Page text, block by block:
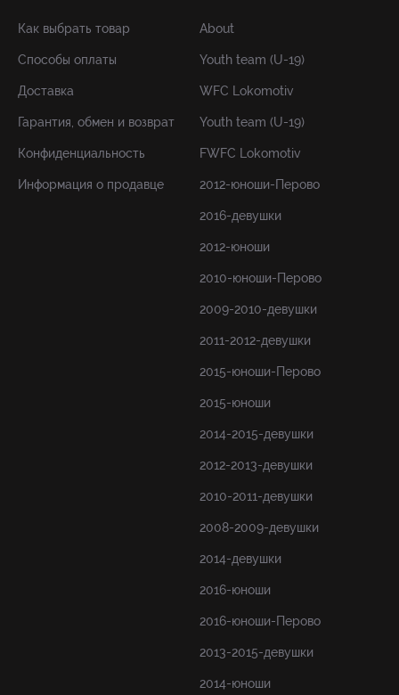
Как выбрать товар
Способы оплаты
Доставка
Гарантия, обмен и возврат
Конфиденциальность
Информация о продавце
About
Youth team (U-19)
WFC Lokomotiv
Youth team (U-19)
FWFC Lokomotiv
2012-юноши-Перово
2016-девушки
2012-юноши
2010-юноши-Перово
2009-2010-девушки
2011-2012-девушки
2015-юноши-Перово
2015-юноши
2014-2015-девушки
2012-2013-девушки
2010-2011-девушки
2008-2009-девушки
2014-девушки
2016-юноши
2016-юноши-Перово
2013-2015-девушки
2014-юноши